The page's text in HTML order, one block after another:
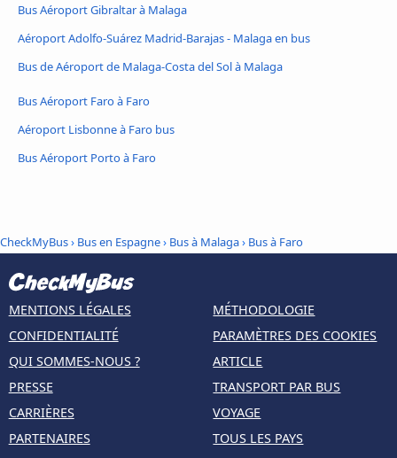
Bus Aéroport Gibraltar à Malaga
Aéroport Adolfo-Suárez Madrid-Barajas - Malaga en bus
Bus de Aéroport de Malaga-Costa del Sol à Malaga
Bus Aéroport Faro à Faro
Aéroport Lisbonne à Faro bus
Bus Aéroport Porto à Faro
CheckMyBus› Bus en Espagne› Bus à Malaga› Bus à Faro
MENTIONS LÉGALES
CONFIDENTIALITÉ
QUI SOMMES-NOUS ?
PRESSE
CARRIÈRES
PARTENAIRES
MÉTHODOLOGIE
PARAMÈTRES DES COOKIES
ARTICLE
TRANSPORT PAR BUS
VOYAGE
TOUS LES PAYS